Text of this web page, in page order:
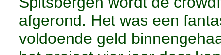
afgerond. Het was een
voldoende geld